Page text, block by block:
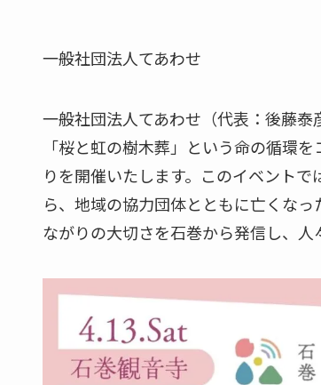
一般社団法人てあわせ
一般社団法人てあわせ（代表：後藤泰
「桜と虹の樹木葬」という命の循環
りを開催いたします。このイベント
ら、地域の協力団体とともに亡くな
ながりの大切さを石巻から発信し、人